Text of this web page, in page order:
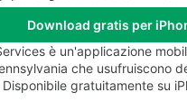
Download gratis per
è un'applicazione
che usufruiscono
Disponibile gratuitamente su